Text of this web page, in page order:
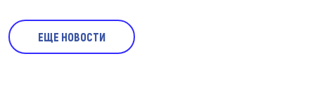
ЕЩЕ НОВОСТИ